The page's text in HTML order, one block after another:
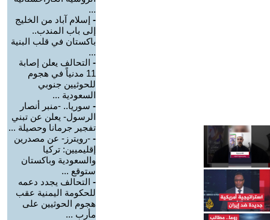
...
- إسلام آباد من الخليج
إلى باب المندب..
باكستان في قلب البنية
...
- التحالف يعلن إصابة
11 مدنياً في هجوم
للحوثيين جنوبي
السعودية ...
- سوريا.. -منبر أنصار
الرسول- يعلن عن تبني
تفجير جرمانا وحصيلة ...
- -رويترز- عن مصدرين
إقليميين: تركيا
والسعودية وباكستان
ستوقع ...
- التحالف يجدد دعمه
للحكومة اليمنية عقب
هجوم الحوثيين على
مأرب ...